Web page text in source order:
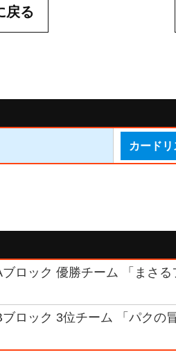
戻る
カードリ
ロック 優勝チーム 「まさる
ロック 3位チーム 「パクの